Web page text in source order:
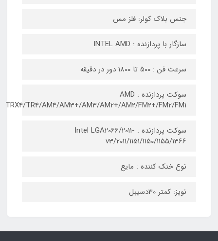
جنس بلاک کولر: فلز مس
سازگار با پردازنده : INTEL AMD
سرعت فن : 500 تا 1800 دور در دقیقه
سوکت پردازنده : AMD
TRX4/TR4/AM4/AM3+/AM3/AM2+/AM2/FM2+/FM2/FM1
سوکت پردازنده : Intel LGA2066/2011-
v3/2011/1151/1150/1155/1366
نوع خنک کننده : مایع
نویز: کمتر 30دسیبل